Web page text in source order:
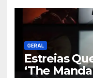
GERAL
Estreias
‘The